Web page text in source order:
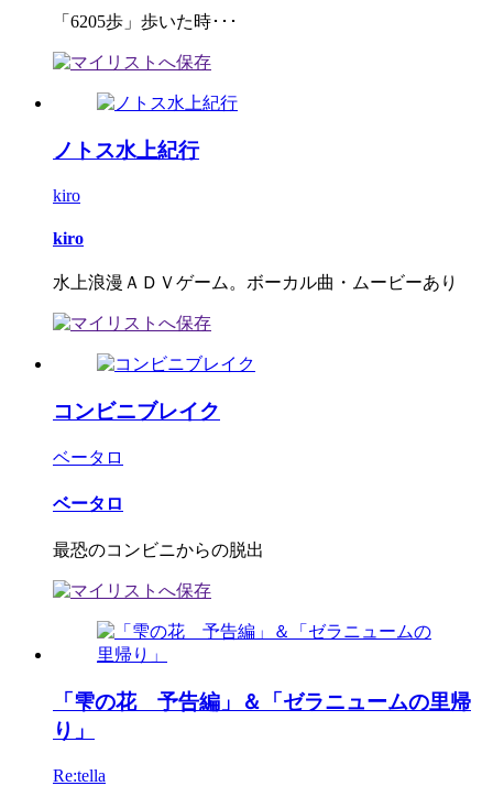
「6205歩」歩いた時･･･
ノトス水上紀行
kiro
kiro
水上浪漫ＡＤＶゲーム。ボーカル曲・ムービーあり
コンビニブレイク
ベータロ
ベータロ
最恐のコンビニからの脱出
「雫の花 予告編」＆「ゼラニュームの里帰
り」
Re:tella